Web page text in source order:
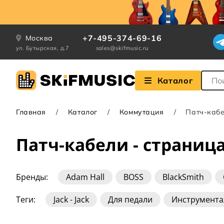
Москва
ул. Бутырская, д.7
+7-495-374-69-16
sales@skifmusic.ru
Каталог
Главная Каталог Коммутация Патч-
Патч-кабели -
Бренды: Adam Hall BOSS BlackSmith
Leem
MXR Mogami OnStage
Теги: Jack - Jack Для педали